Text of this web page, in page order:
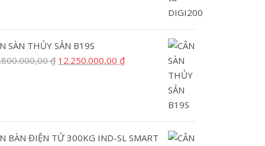
5.700.000,00 ₫.
SÀN THỦY SẢN B19S
₫ Giá
12.250.000,00₫Giá
12.250.000,00 ₫.
BÀN ĐIỆN TỬ 300KG IND-SL SMART